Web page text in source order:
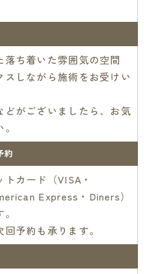
ち着いた雰囲気の空間
しながら施術をお受けい
どがございましたら、お気
約
カード（VISA・
Express・Diners）
予約も承ります。